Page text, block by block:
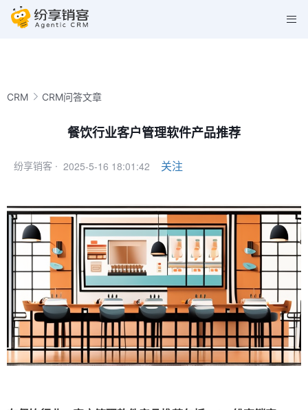
CRM CRM问答文章
餐饮行业客户管理软件产品推荐
纷享销客 · 2025-5-16 18:01:42 关注